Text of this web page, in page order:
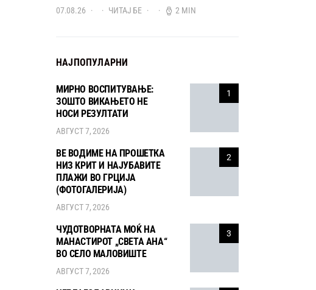
07.08.26 ЧИТАЈ БЕ 2 MIN
НАЈПОПУЛАРНИ
1
МИРНО ВОСПИТУВАЊЕ:
ЗОШТО ВИКАЊЕТО НЕ
НОСИ РЕЗУЛТАТИ
АВГУСТ 7, 2026
2
ВЕ ВОДИМЕ НА ПРОШЕТКА
НИЗ КРИТ И НАЈУБАВИТЕ
ПЛАЖИ ВО ГРЦИЈА
(ФОТОГАЛЕРИЈА)
АВГУСТ 7, 2026
3
ЧУДОТВОРНАТА МОЌ НА
МАНАСТИРОТ „СВЕТА АНА“
ВО СЕЛО МАЛОВИШТЕ
АВГУСТ 7, 2026